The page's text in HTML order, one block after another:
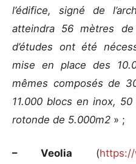
l’édifice, signé de
atteindra 56 mètres
d’études ont été
mise en place des
mêmes composés de
11.000 blocs en inox,
rotonde de 5.000m2 » ;
– Veolia (